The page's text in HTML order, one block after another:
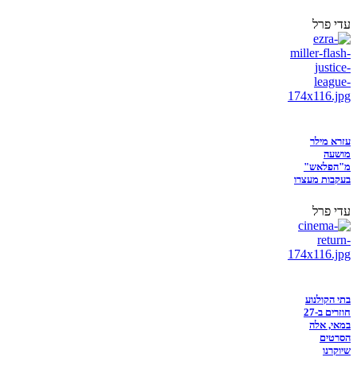
עדי פרל
עזרא מילר
מושעה
מ"הפלאש"
בעקבות מעצרו
עדי פרל
בתי הקולנוע
חוזרים ב-27
במאי, אלה
הסרטים
שיוקרנו